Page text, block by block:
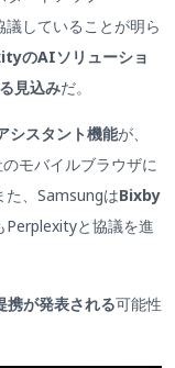
議していることが明ら
のAIソリューショ
見込みだ。
スタント機能が、
モバイルブラウザに
た、SamsungはBixby
Perplexityと協議を進
携が発表される可能性